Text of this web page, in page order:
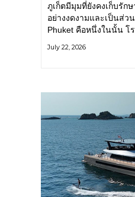
ภูเก็ตมีมุมที่ยังคงเก็บรัก
อย่างงดงามและเป็นส่ว
Phuket คือหนึ่งในนั้น โ
แหลมพันวา ทางตะวันออ
July 22, 2026